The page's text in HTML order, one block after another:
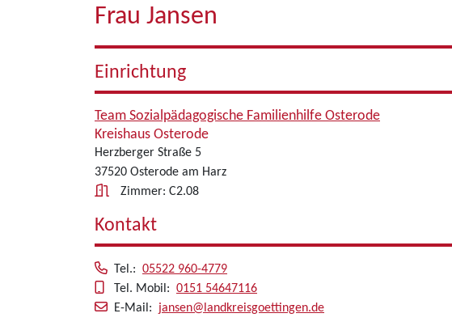
Frau Jansen
Einrichtung
Team Sozialpädagogische Familienhilfe Osterode
Kreishaus Osterode
Herzberger Straße 5
37520 Osterode am Harz
Zimmer: C2.08
Kontakt
Tel.: 05522 960-4779
Tel. Mobil: 0151 54647116
E-Mail: jansen@landkreisgoettingen.de